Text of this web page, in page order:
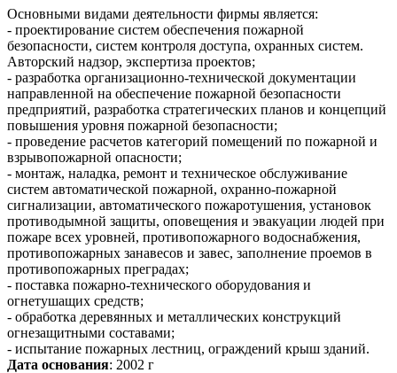
Основными видами деятельности фирмы является:
- проектирование систем обеспечения пожарной
безопасности, систем контроля доступа, охранных систем.
Авторский надзор, экспертиза проектов;
- разработка организационно-технической документации
направленной на обеспечение пожарной безопасности
предприятий, разработка стратегических планов и концепций
повышения уровня пожарной безопасности;
- проведение расчетов категорий помещений по пожарной и
взрывопожарной опасности;
- монтаж, наладка, ремонт и техническое обслуживание
систем автоматической пожарной, охранно-пожарной
сигнализации, автоматического пожаротушения, установок
противодымной защиты, оповещения и эвакуации людей при
пожаре всех уровней, противопожарного водоснабжения,
противопожарных занавесов и завес, заполнение проемов в
противопожарных преградах;
- поставка пожарно-технического оборудования и
огнетушащих средств;
- обработка деревянных и металлических конструкций
огнезащитными составами;
- испытание пожарных лестниц, ограждений крыш зданий.
Дата основания: 2002 г